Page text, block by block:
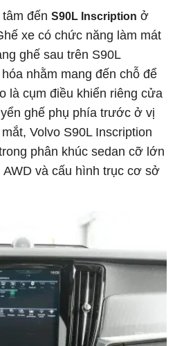
đến S90L Inscription ở
xe có chức năng làm mát
ghế sau trên S90L
nhằm mang đến chỗ để
là cụm điều khiển riêng cửa
ghế phụ phía trước ở vị
Volvo S90L Inscription
phân khúc sedan cỡ lớn
và cấu hình trục cơ sở